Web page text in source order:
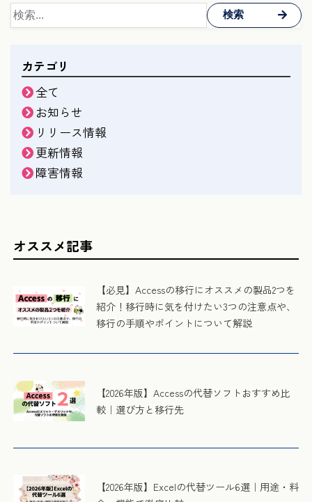
検索
カテゴリ
全て
お知らせ
リリース情報
更新情報
障害情報
オススメ記事
【必見】Accessの移行にオススメの製品2つを
紹介！移行時に気を付けたい3つの注意点や、
移行の手順やポイントについて解説
【2026年版】Accessの代替ソフトおすすめ比
較｜選び方と移行先
【2026年版】Excelの代替ツール6選｜用途・料